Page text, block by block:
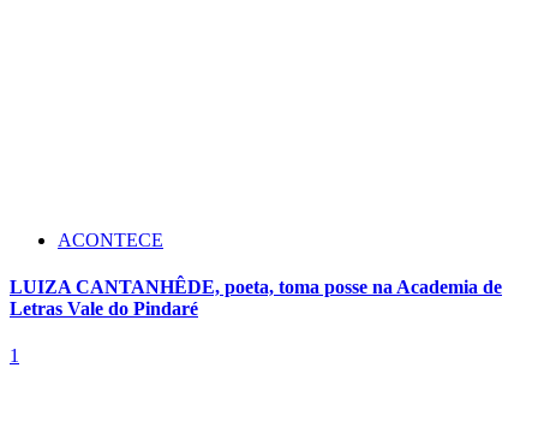
ACONTECE
LUIZA CANTANHÊDE, poeta, toma posse na Academia de
Letras Vale do Pindaré
1